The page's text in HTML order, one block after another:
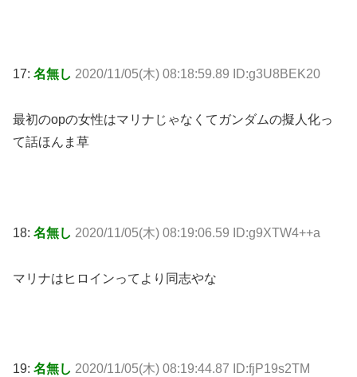
17: 名無し 2020/11/05(木) 08:18:59.89 ID:g3U8BEK20
最初のopの女性はマリナじゃなくてガンダムの擬人化っ
て話ほんま草
18: 名無し 2020/11/05(木) 08:19:06.59 ID:g9XTW4++a
マリナはヒロインってより同志やな
19: 名無し 2020/11/05(木) 08:19:44.87 ID:fjP19s2TM